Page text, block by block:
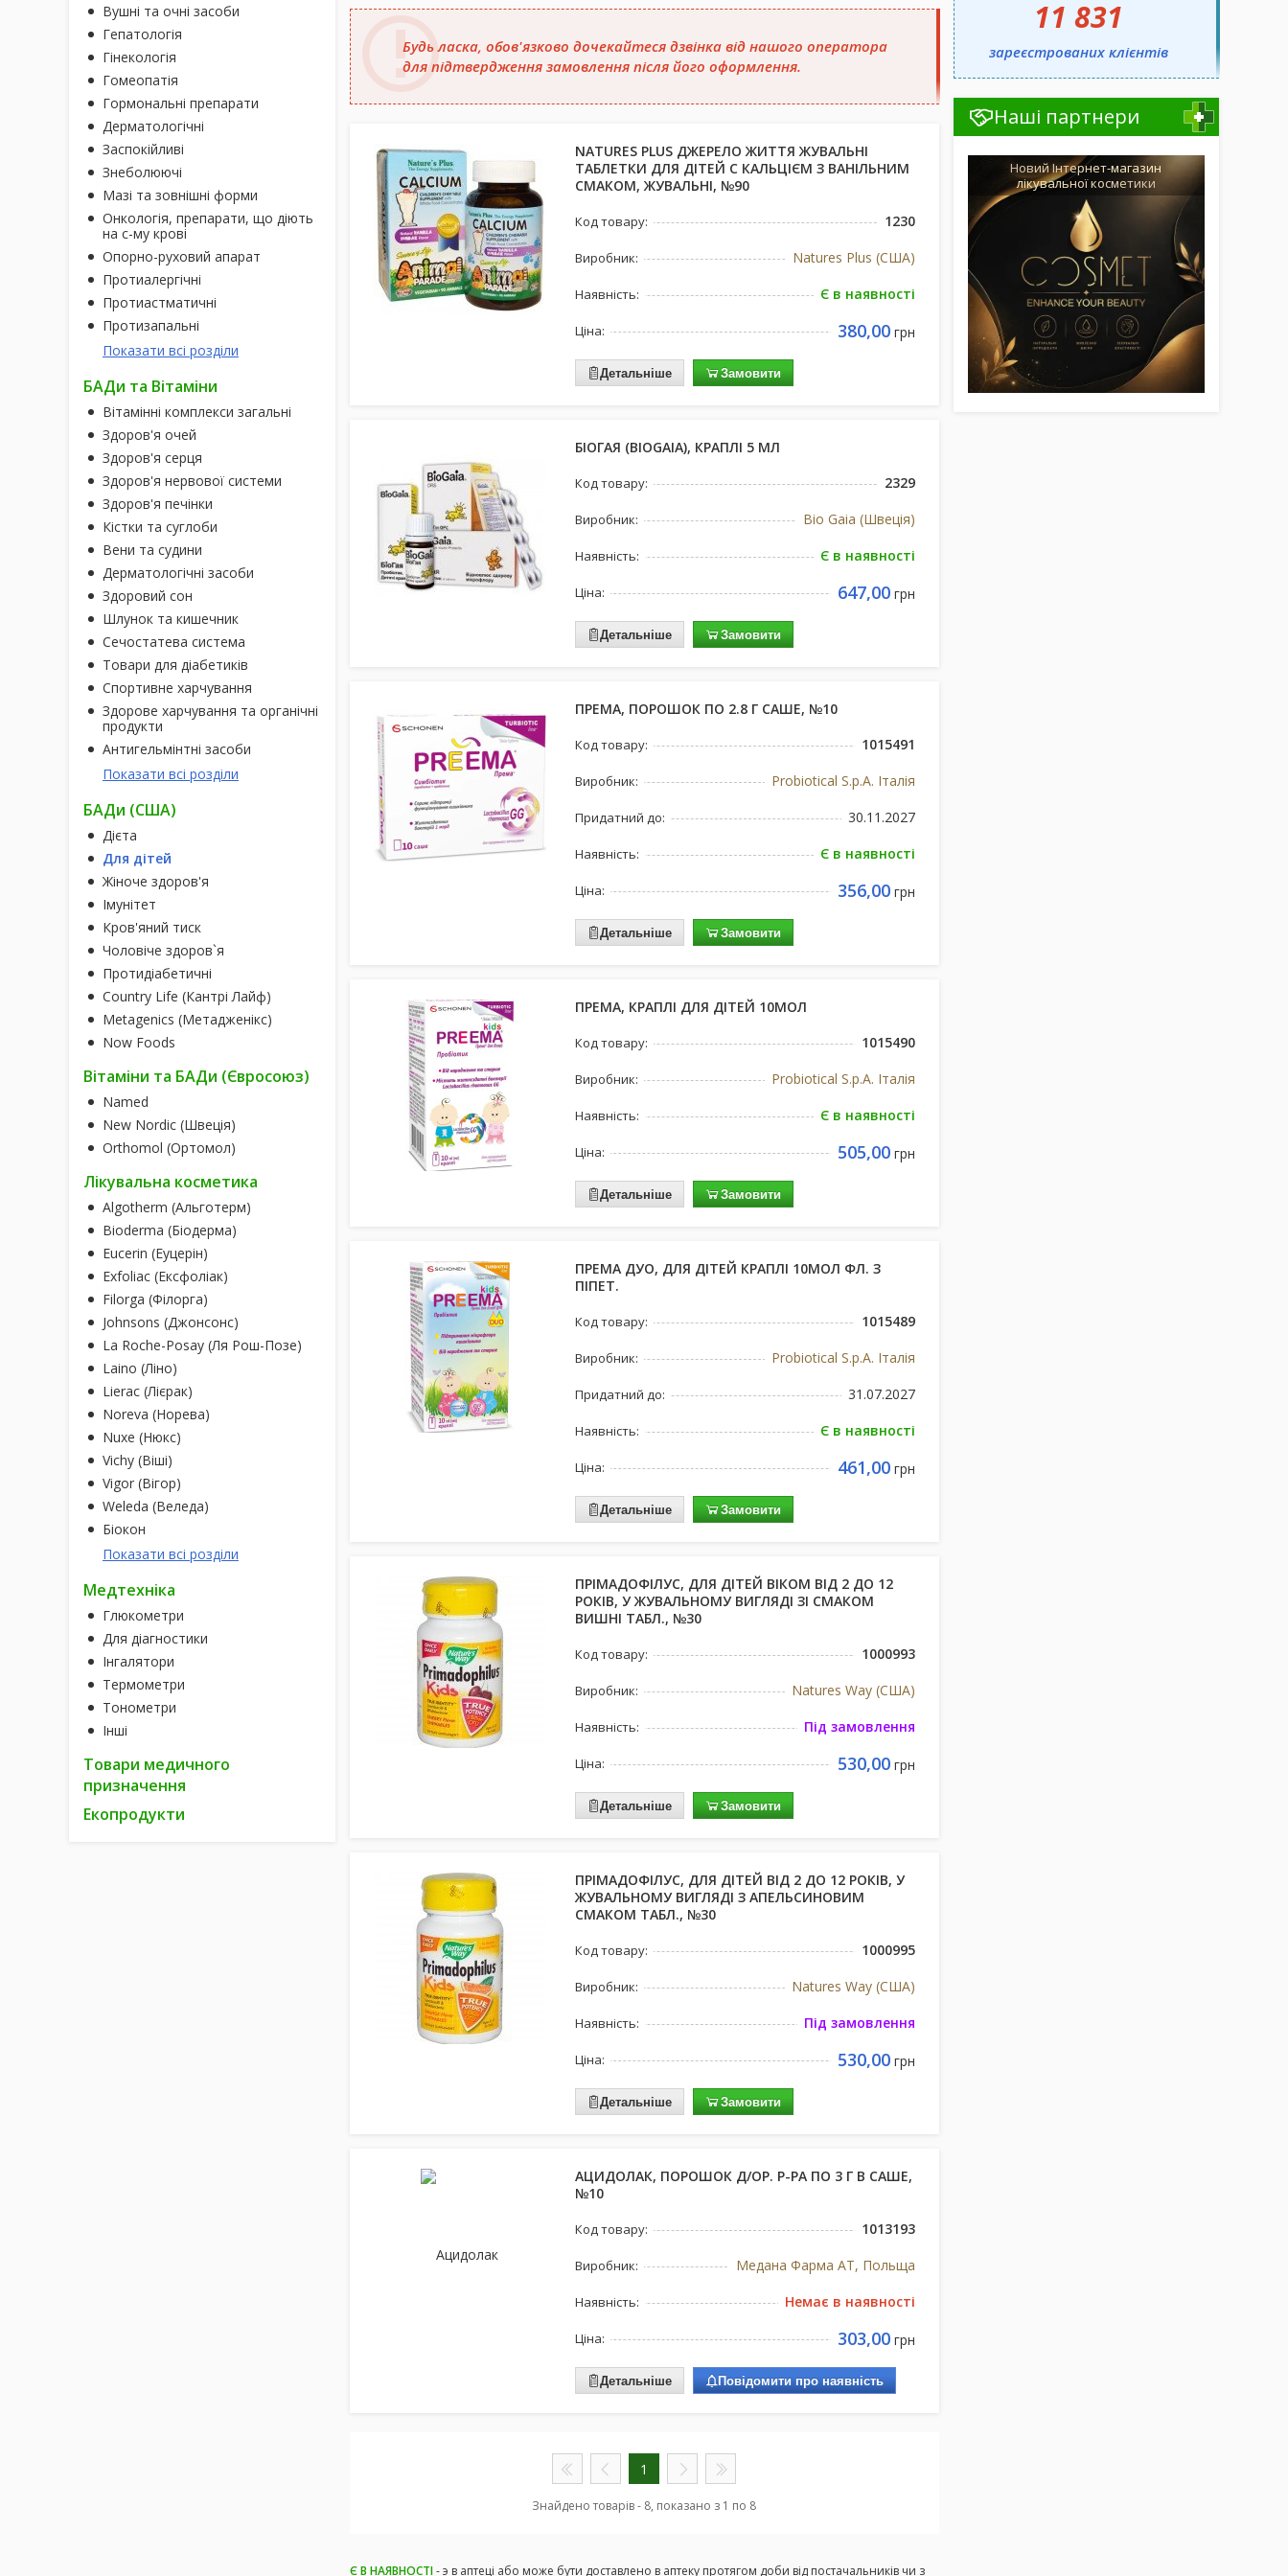
Вушні та очні засоби
Гепатологія
Гінекологія
Гомеопатія
Гормональні препарати
Дерматологічні
Заспокійливі
Знеболюючі
Мазі та зовнішні форми
Онкологія, препарати, що діють
на с-му крові
Опорно-руховий апарат
Протиалергічні
Протиастматичні
Протизапальні
Показати всі розділи
БАДи та Вітаміни
Вітамінні комплекси загальні
Здоров'я очей
Здоров'я серця
Здоров'я нервової системи
Здоров'я печінки
Кістки та суглоби
Вени та судини
Дерматологічні засоби
Здоровий сон
Шлунок та кишечник
Сечостатева система
Товари для діабетиків
Спортивне харчування
Здорове харчування та органічні
продукти
Антигельмінтні засоби
Показати всі розділи
БАДи (США)
Дієта
Для дітей
Жіноче здоров'я
Імунітет
Кров'яний тиск
Чоловіче здоров`я
Протидіабетичні
Country Life (Кантрі Лайф)
Metagenics (Метадженікс)
Now Foods
Вітаміни та БАДи (Євросоюз)
Named
New Nordic (Швеція)
Orthomol (Ортомол)
Лікувальна косметика
Algotherm (Альготерм)
Bioderma (Біодерма)
Eucerin (Еуцерін)
Exfoliac (Ексфоліак)
Filorga (Філорга)
Johnsons (Джонсонс)
La Roche-Posay (Ля Рош-Позе)
Laino (Ліно)
Lierac (Лієрак)
Noreva (Норева)
Nuxe (Нюкс)
Vichy (Віші)
Vigor (Вігор)
Weleda (Веледа)
Біокон
Показати всі розділи
Медтехніка
Глюкометри
Для діагностики
Інгалятори
Термометри
Тонометри
Інші
Товари медичного
призначення
Екопродукти
Будь ласка, обов'язково дочекайтеся дзвінка від нашого оператора
для підтвердження замовлення після його оформлення.
NATURES PLUS ДЖЕРЕЛО ЖИТТЯ ЖУВАЛЬНІ
ТАБЛЕТКИ ДЛЯ ДІТЕЙ С КАЛЬЦІЄМ З ВАНІЛЬНИМ
СМАКОМ, ЖУВАЛЬНІ, №90
Код товару: 1230
Виробник: Natures Plus (США)
Наявність: Є в наявності
Ціна: 380,00грн
Детальніше Замовити
БІОГАЯ (BIOGAIA), КРАПЛІ 5 МЛ
Код товару: 2329
Виробник: Bio Gaia (Швеція)
Наявність: Є в наявності
Ціна: 647,00грн
Детальніше Замовити
ПРЕМА, ПОРОШОК ПО 2.8 Г САШЕ, №10
Код товару: 1015491
Виробник: Probiotical S.p.A. Італія
Придатний до: 30.11.2027
Наявність: Є в наявності
Ціна: 356,00грн
Детальніше Замовити
ПРЕМА, КРАПЛІ ДЛЯ ДІТЕЙ 10МОЛ
Код товару: 1015490
Виробник: Probiotical S.p.A. Італія
Наявність: Є в наявності
Ціна: 505,00грн
Детальніше Замовити
ПРЕМА ДУО, ДЛЯ ДІТЕЙ КРАПЛІ 10МОЛ ФЛ. З
ПІПЕТ.
Код товару: 1015489
Виробник: Probiotical S.p.A. Італія
Придатний до: 31.07.2027
Наявність: Є в наявності
Ціна: 461,00грн
Детальніше Замовити
ПРІМАДОФІЛУС, ДЛЯ ДІТЕЙ ВІКОМ ВІД 2 ДО 12
РОКІВ, У ЖУВАЛЬНОМУ ВИГЛЯДІ ЗІ СМАКОМ
ВИШНІ ТАБЛ., №30
Код товару: 1000993
Виробник: Natures Way (США)
Наявність: Під замовлення
Ціна: 530,00грн
Детальніше Замовити
ПРІМАДОФІЛУС, ДЛЯ ДІТЕЙ ВІД 2 ДО 12 РОКІВ, У
ЖУВАЛЬНОМУ ВИГЛЯДІ З АПЕЛЬСИНОВИМ
СМАКОМ ТАБЛ., №30
Код товару: 1000995
Виробник: Natures Way (США)
Наявність: Під замовлення
Ціна: 530,00грн
Детальніше Замовити
АЦИДОЛАК, ПОРОШОК Д/ОР. Р-РА ПО 3 Г В САШЕ,
№10
Код товару: 1013193
Виробник: Медана Фарма АТ, Польща
Наявність: Немає в наявності
Ціна: 303,00грн
Детальніше Повідомити про наявність
1
Знайдено товарів - 8, показано з 1 по 8
Є В НАЯВНОСТІ- э в аптеці або може бути доставлено в аптеку протягом доби від постачальників чи з
11 831
зареєстрованих клієнтів
Наші партнери
Новий Інтернет-магазин
лікувальної косметики